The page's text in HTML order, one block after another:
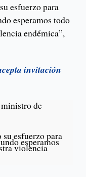
esfuerzo para
esperamos todo
endémica”,
invitación
de
esfuerzo para
esperamos
violencia